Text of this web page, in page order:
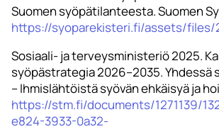
Suomen syöpätilanteesta. Suomen
https://syoparekisteri.fi/assets/
Sosiaali- ja terveysministeriö 2025.
syöpästrategia 2026–2035. Yhdessä
– Ihmislähtöistä syövän ehkäisyä ja
https://stm.fi/documents/1271139/
e824-3933-0a32-